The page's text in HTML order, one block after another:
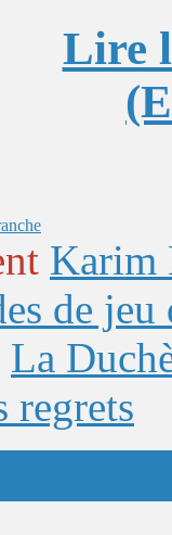
Lire
Karim
de
La
regrets